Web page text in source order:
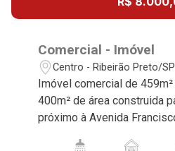
Comercial - Imóvel
Centro - Ribeirão Preto/SP
Imóvel comercial de
400m² de área construida
próximo à Avenida